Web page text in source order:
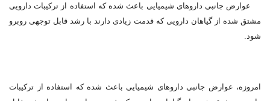
عوارض جانبی داروهای شیمیایی باعث شده که استفاده از ترکیبات دارویی
مشتق شده از گیاهان دارویی که قدمت زیادی دارند با رشد قابل توجهی روبرو
شود.
امروزه، عوارض جانبی داروهای شیمیایی باعث شده که استفاده از ترکیبات